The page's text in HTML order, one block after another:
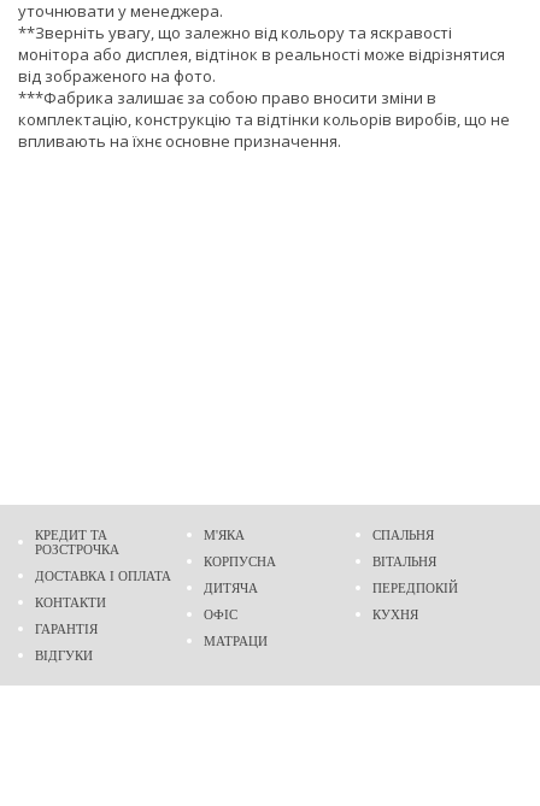
уточнювати у менеджера.
**Зверніть увагу, що залежно від кольору та яскравості
монітора або дисплея, відтінок в реальності може відрізнятися
від зображеного на фото.
***Фабрика залишає за собою право вносити зміни в
комплектацію, конструкцію та відтінки кольорів виробів, що не
впливають на їхнє основне призначення.
КРЕДИТ ТА
РОЗСТРОЧКА
ДОСТАВКА І ОПЛАТА
КОНТАКТИ
ГАРАНТІЯ
ВІДГУКИ
М'ЯКА
КОРПУСНА
ДИТЯЧА
ОФІС
МАТРАЦИ
СПАЛЬНЯ
ВІТАЛЬНЯ
ПЕРЕДПОКІЙ
КУХНЯ